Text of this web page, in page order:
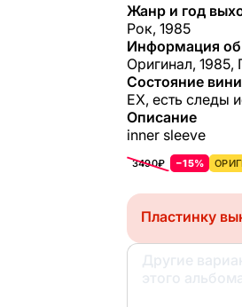
Жанр и год
Рок, 1985
Информация об
Оригинал, 1985,
Состояние
EX, есть следы
Описание
inner sleeve
3490₽ −15%
Пластинку
Другие
этого альбома